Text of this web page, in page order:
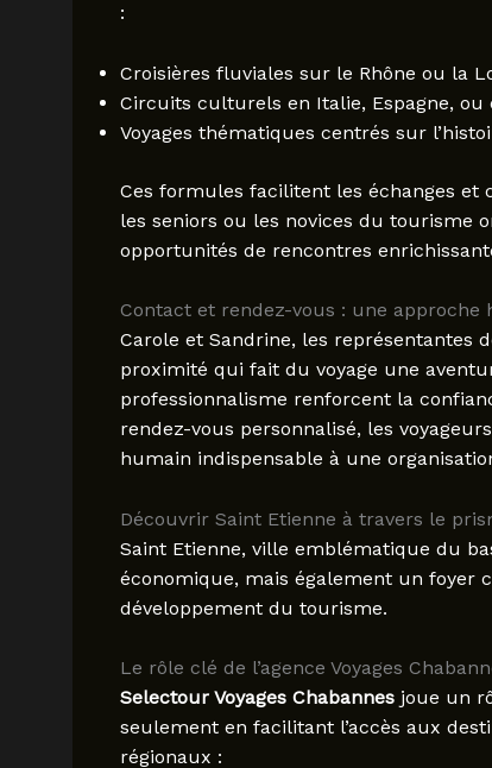
:
Croisières fluviales sur le Rhône ou la
Circuits culturels en Italie, Espagne, ou
Voyages thématiques centrés sur
Ces formules facilitent les échanges
les seniors ou les novices du tourisme
opportunités de rencontres
Contact et rendez-vous : une
Carole et Sandrine, les représentantes
proximité qui fait du voyage une
professionnalisme renforcent la
rendez-vous personnalisé, les
humain indispensable à une
Découvrir Saint Etienne à travers le
Saint Etienne, ville emblématique du
économique, mais également un foyer
développement du tourisme.
Le rôle clé de l’agence Voyages
Selectour Voyages Chabannesjoue un
seulement en facilitant l’accès aux
régionaux :